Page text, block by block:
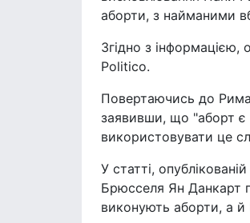
аборти, з найманими
Згідно з
Politico.
Повертаючись до Рима
заявивши, що "аборт є
використовувати це
У статті,
Брюсселя Ян Данкарт
виконують аборти, а й